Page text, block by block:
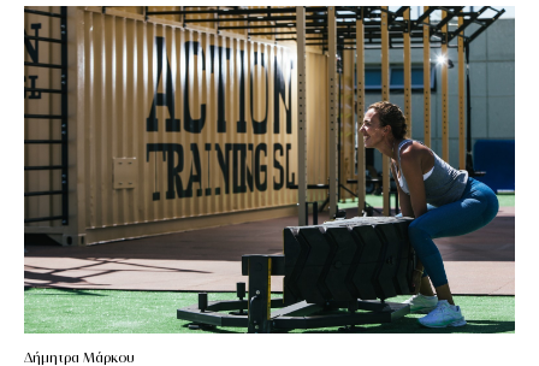
Δήμητρα Μάρκου